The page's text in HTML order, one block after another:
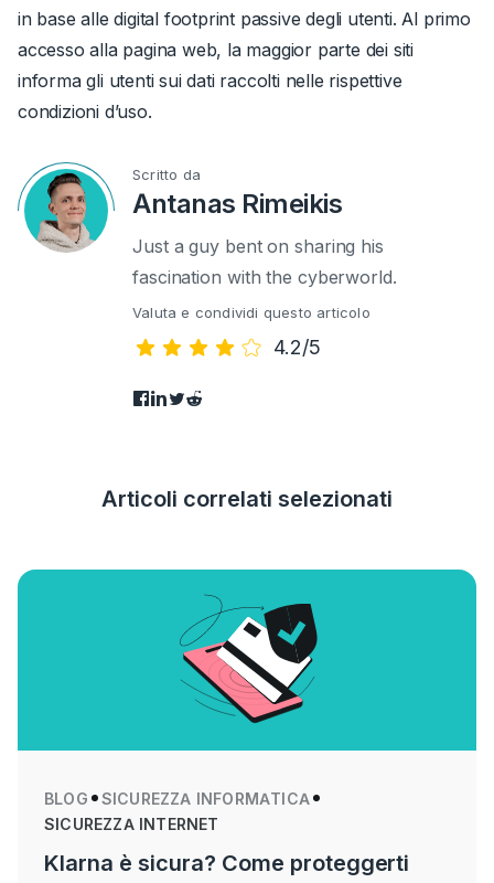
in base alle digital footprint passive degli utenti. Al primo
accesso alla pagina web, la maggior parte dei siti
informa gli utenti sui dati raccolti nelle rispettive
condizioni d’uso.
Scritto da
Antanas Rimeikis
Just a guy bent on sharing his
fascination with the cyberworld.
Valuta e condividi questo articolo
4.2/5
Articoli correlati selezionati
BLOG
SICUREZZA INFORMATICA
SICUREZZA INTERNET
Klarna è sicura? Come proteggerti